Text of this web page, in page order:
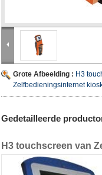
Grote Afbeelding : H3
Zelfbedieningsinternet
Gedetailleerde
H3 touchscreen van